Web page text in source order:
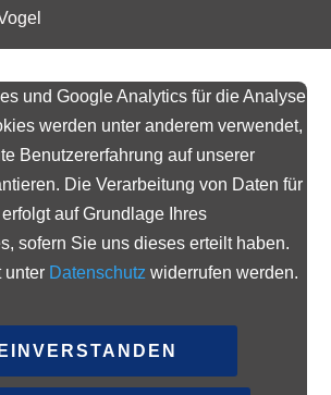
und Google Analytics für die Analyse
werden unter anderem verwendet,
Benutzererfahrung auf unserer
Die Verarbeitung von Daten für
auf Grundlage Ihres
sofern Sie uns dieses erteilt haben.
unter Datenschutz widerrufen werden.
EINVERSTANDEN